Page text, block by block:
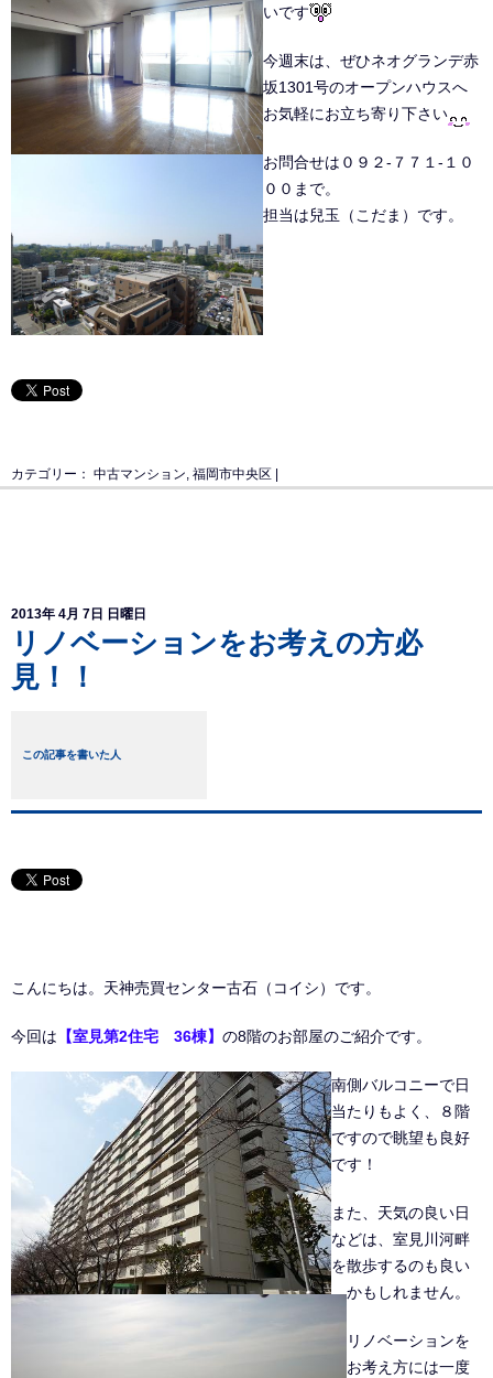
いです
今週末は、ぜひネオグランデ赤
坂1301号のオープンハウスへ
お気軽にお立ち寄り下さい
お問合せは０９２-７７１-１０
００まで。
担当は兒玉（こだま）です。
カテゴリー： 中古マンション 福岡市中央区 |
2013年 4月 7日 日曜日
リノベーションをお考えの方必
見！！
この記事を書いた人
こんにちは。天神売買センター古石（コイシ）です。
今回は 【室見第2住宅 36棟】 の8階のお部屋のご紹介です。
南側バルコニーで日
当たりもよく、８階
ですので眺望も良好
です！
また、天気の良い日
などは、室見川河畔
を散歩するのも良い
かもしれません。
リノベーションを
お考え方には一度